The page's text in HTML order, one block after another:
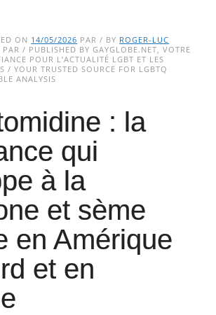
ON 14/05/2026 PAR / BY ROGER-LUC
/ PUBLISHED BY GAYGLOBE.NET, VOTRE
POUR L’ACTUALITÉ LGBT ET LES
/ YOUR TRUSTED SOURCE FOR LGBTQ
ANALYSIS
: la
qui
à la
et sème
en Amérique
et en